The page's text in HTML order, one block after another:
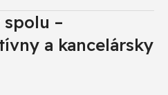
–
a kancelársky